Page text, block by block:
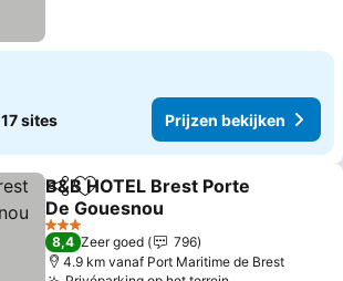
17 sites Prijzen bekijken
DelenToevoegen aan favorieten
B&B HOTEL Brest Porte
De Gouesnou
Prijzen bekijken
3 Sterren
8,4 Zeer goed
796
4.9 km vanaf Port Maritime de Brest